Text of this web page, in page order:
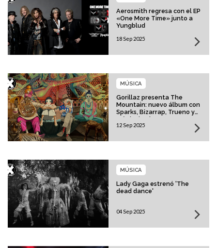
Aerosmith regresa con el EP
«One More Time» junto a
Yungblud
18 Sep 2025
Gorillaz presenta The
Mountain: nuevo álbum con
Sparks, Bizarrap, Trueno y
más invitados
MÚSICA
12 Sep 2025
Lady Gaga estrenó 'The
dead dance'
MÚSICA
04 Sep 2025